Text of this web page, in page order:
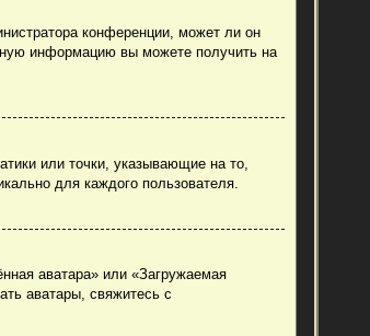
конференции, может ли он
информацию вы можете получить на
или точки, указывающие на то,
для каждого пользователя.
аватара» или «Загружаемая
аватары, свяжитесь с